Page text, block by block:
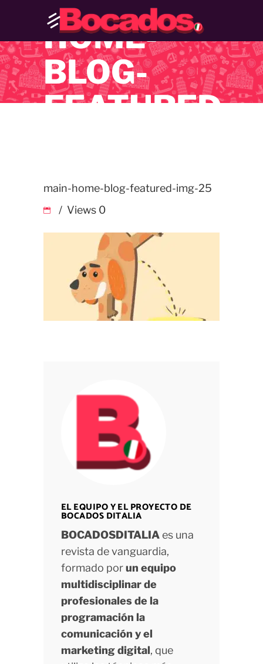
HOME-
BLOG-
FEATURED-
main-home-blog-featured-img-25
Views 0
EL EQUIPO Y EL PROYECTO DE
BOCADOS DITALIA
BOCADOSDITALIAes una
revista de vanguardia,
formado porun equipo
multidisciplinar de
profesionales de la
programación la
comunicación y el
marketing digital, que